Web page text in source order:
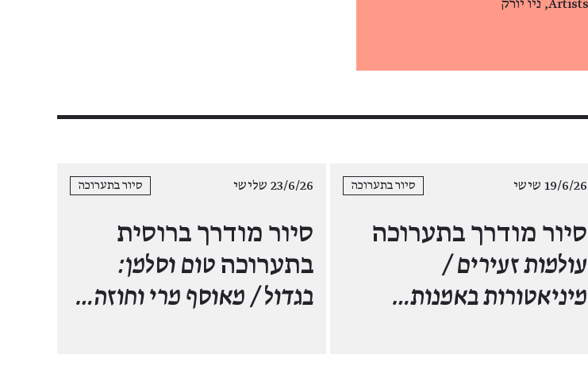
19/6/26 שישי סיור בתערוכה
סיור מודרך בתערוכה
עולמות זעירים /
מיניאטורות באמנות…
23/6/26 שלישי סיור בתערוכה
סיור מודרך ברוסית
בתערוכה טום וסלמן:
בגדול / מאוסף מרי וחוזה…